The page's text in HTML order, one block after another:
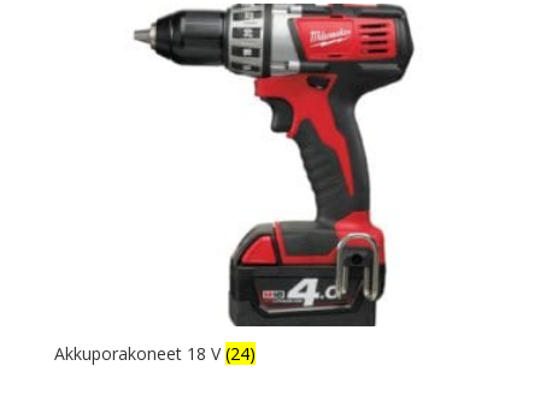
Akkuporakoneet 18 V(24)